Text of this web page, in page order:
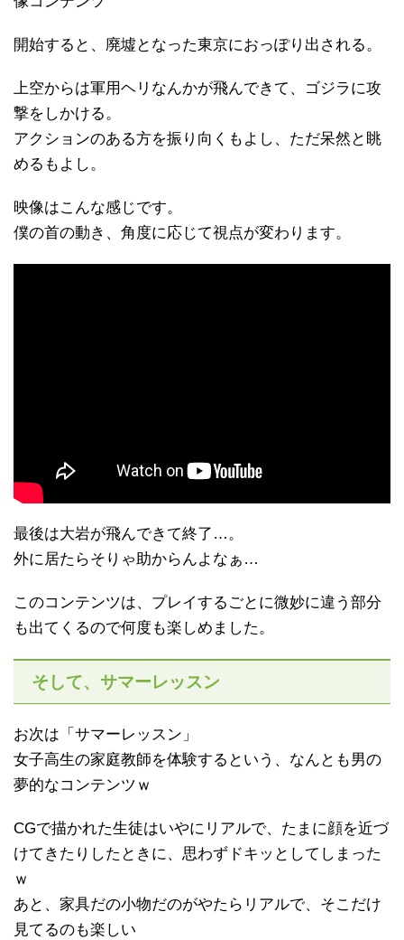
開始すると、廃墟となった東京におっぽり出される。
上空からは軍用ヘリなんかが飛んできて、ゴジラに攻
撃をしかける。
アクションのある方を振り向くもよし、ただ呆然と眺
めるもよし。
映像はこんな感じです。
僕の首の動き、角度に応じて視点が変わります。
最後は大岩が飛んできて終了…。
外に居たらそりゃ助からんよなぁ…
このコンテンツは、プレイするごとに微妙に違う部分
も出てくるので何度も楽しめました。
そして、サマーレッスン
お次は「サマーレッスン」
女子高生の家庭教師を体験するという、なんとも男の
夢的なコンテンツｗ
CGで描かれた生徒はいやにリアルで、たまに顔を近づ
けてきたりしたときに、思わずドキッとしてしまった
ｗ
あと、家具だの小物だのがやたらリアルで、そこだけ
見てるのも楽しい